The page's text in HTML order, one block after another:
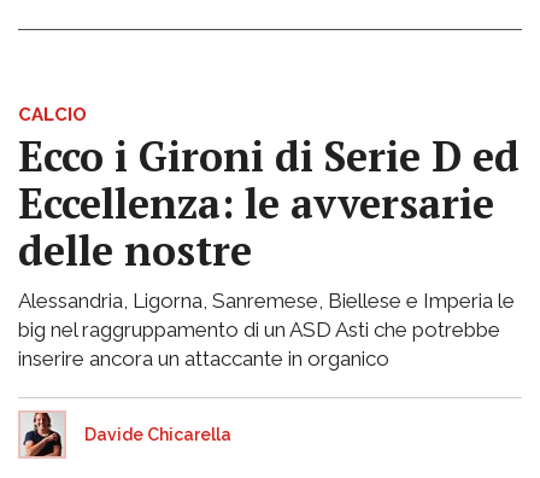
CALCIO
Ecco i Gironi di Serie D ed
Eccellenza: le avversarie
delle nostre
Alessandria, Ligorna, Sanremese, Biellese e Imperia le
big nel raggruppamento di un ASD Asti che potrebbe
inserire ancora un attaccante in organico
Davide Chicarella